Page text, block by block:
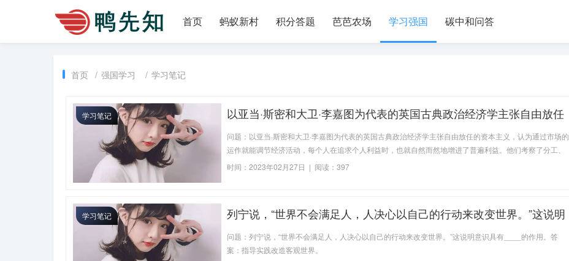
首页 蚂蚁新村 积分答题 芭芭农场 学习强国 碳中和问答
首页 / 强国学习 / 学习笔记
学习笔记
以亚当·斯密和大卫·李嘉图为代表的英国古典政治经济学主张自由放任
人利益时，也就自然而然地增进了普遍利益。他们考察了分工、交换对
提高生产力、
问题：以亚当·斯密和大卫·李嘉图为代表的英国古典政治经济学主张自由放任的资本主义，认为通过市场的
运作就能调节经济活动，每个人在追求个人利益时，也就自然而然地增进了普遍利益。他们考察了分工、
交换对提高生产力、积累国民财富的作用，提出____。答案：劳动价值论。
时间：2023年02月27日 | 阅读：397
学习笔记
列宁说，“世界不会满足人，人决心以自己的行动来改变世界。”这说明
问题：列宁说，“世界不会满足人，人决心以自己的行动来改变世界。”这说明意识具有____的作用。答
案：指导实践改造客观世界。